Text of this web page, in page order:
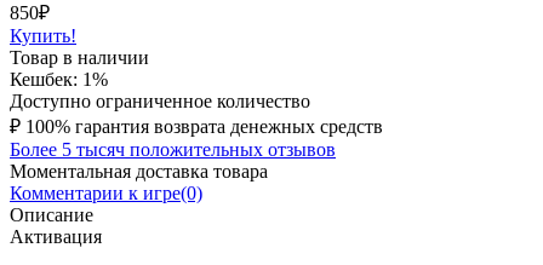
850₽
Купить!
Товар в наличии
Кешбек: 1%
Доступно ограниченное количество
₽ 100% гарантия возврата денежных средств
Более 5 тысяч положительных отзывов
Моментальная доставка товара
Комментарии к игре(0)
Описание
Активация